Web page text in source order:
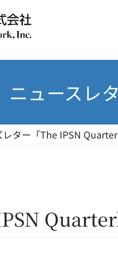
ニュースレ
レター「The IPSN